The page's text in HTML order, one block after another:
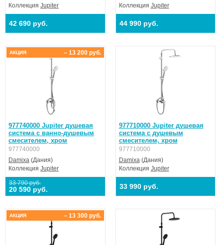
Коллекция Jupiter
42 690 руб.
Коллекция Jupiter
44 990 руб.
977740000 Jupiter душевая
система с ванно-душевым
смесителем, хром
977740000
Damixa (Дания)
Коллекция Jupiter
33 790 руб.
20 590 руб.
– 13 200 руб.
АКЦИЯ
977710000 Jupiter душевая
система с душевым
смесителем, хром
977710000
Damixa(Дания)
Коллекция Jupiter
33 990 руб.
– 13 300 руб.
АКЦИЯ